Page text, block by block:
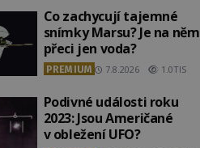
Co zachycují tajemné
snímky Marsu? Je na něm
přeci jen voda?
PREMIUM 7.8.2026 1.0TIS
Podivné události roku
2023: Jsou Američané
v obležení UFO?